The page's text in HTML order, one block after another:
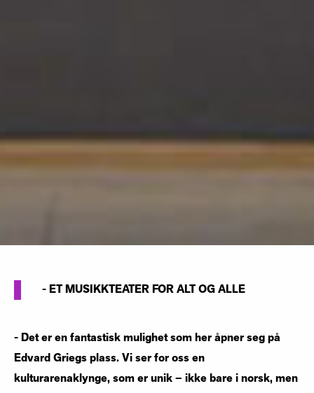
- ET MUSIKKTEATER FOR ALT OG ALLE
- Det er en fantastisk mulighet som her åpner seg på
Edvard Griegs plass. Vi ser for oss en
kulturarenaklynge, som er unik – ikke bare i norsk, men